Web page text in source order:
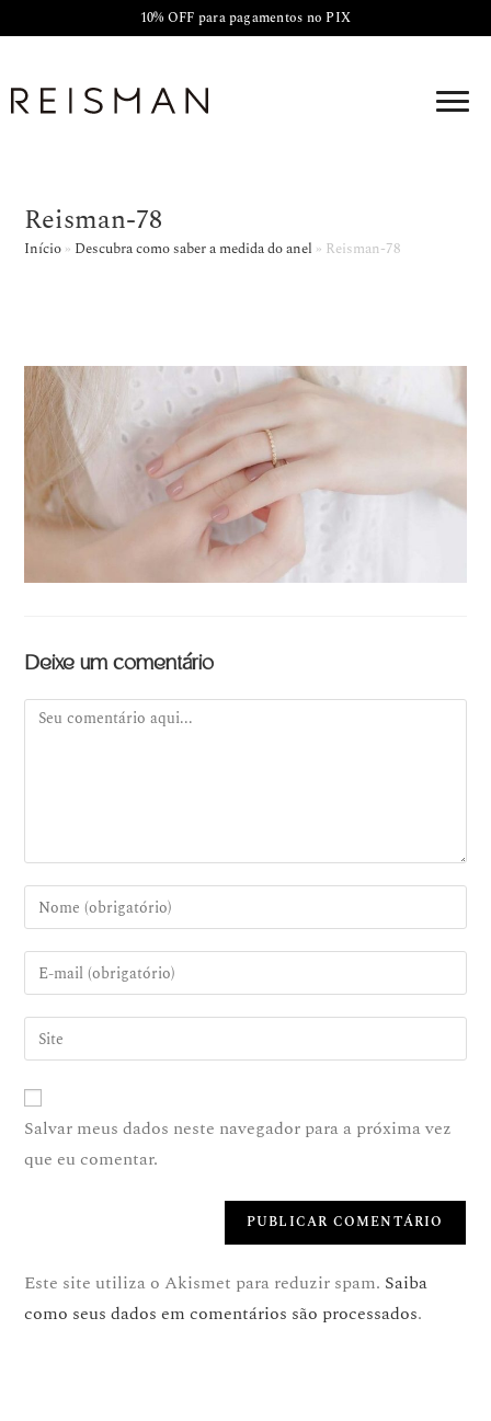
10% OFF para pagamentos no PIX
Reisman-78
Início » Descubra como saber a medida do anel » Reisman-78
Deixe um comentário
Salvar meus dados neste navegador para a próxima vez
que eu comentar.
Este site utiliza o Akismet para reduzir spam. Saiba
como seus dados em comentários são processados.